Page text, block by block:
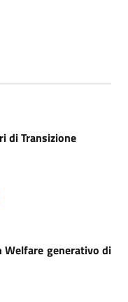
di Transizione
Welfare generativo di